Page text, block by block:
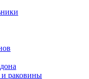
раковины